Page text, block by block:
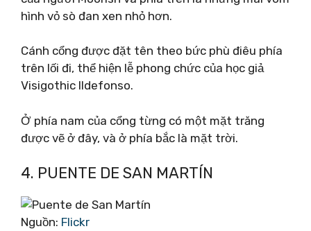
hình vỏ sò đan xen nhỏ hơn.
Cánh cổng được đặt tên theo bức phù điêu phía
trên lối đi, thể hiện lễ phong chức của học giả
Visigothic Ildefonso.
Ở phía nam của cổng từng có một mặt trăng
được vẽ ở đây, và ở phía bắc là mặt trời.
4. PUENTE DE SAN MARTÍN
Nguồn: Flickr